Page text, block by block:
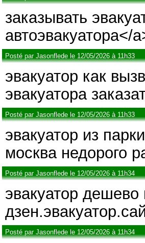
заказывать
автоэвакуатора</
Posté par Jasonflede le 12/05/2026 à 11h33
эвакуатор как
эвакуатора
Posté par Jasonflede le 12/05/2026 à 11h33
эвакуатор из
москва недорого
Posté par Jasonflede le 12/05/2026 à 11h34
эвакуатор
Posté par Jasonflede le 12/05/2026 à 11h34